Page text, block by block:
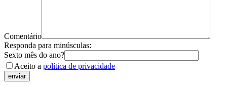
Comentário
Responda para minúsculas:
Sexto mês do ano?
Aceito a política de privacidade